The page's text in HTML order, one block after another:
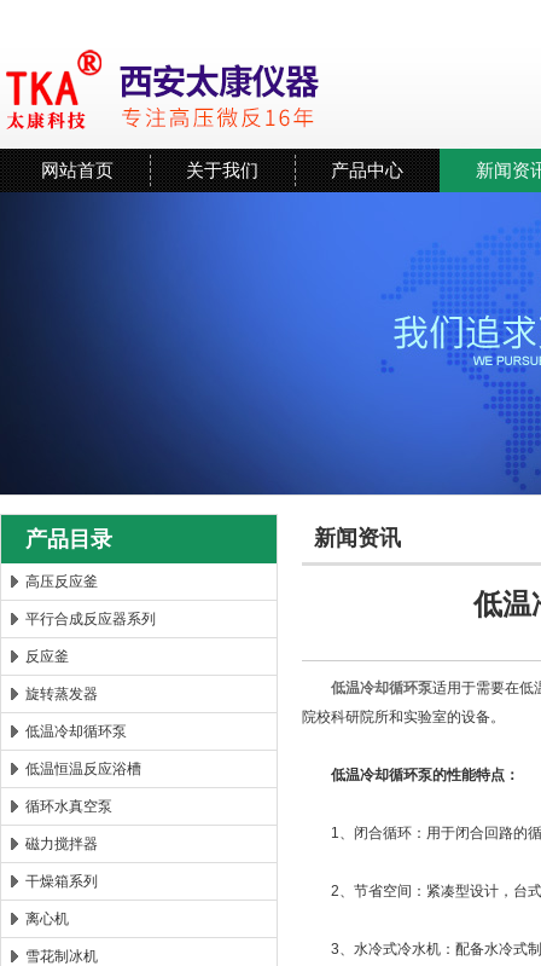
西安太康生物科技有限公司
网站首页 关于我们 产品中心 新闻资
产品目录
高压反应釜
平行合成反应器系列
反应釜
旋转蒸发器
低温冷却循环泵
低温恒温反应浴槽
循环水真空泵
磁力搅拌器
干燥箱系列
离心机
雪花制冰机
新闻资讯
低温
低温冷却循环泵适用于需要在低
院校科研院所和实验室的设备。
低温冷却循环泵的性能特点：
1、闭合循环：用于闭合回路的循
2、节省空间：紧凑型设计，台式
3、水冷式冷水机：配备水冷式制